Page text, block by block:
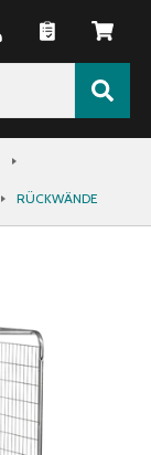
RÜCKWÄNDE